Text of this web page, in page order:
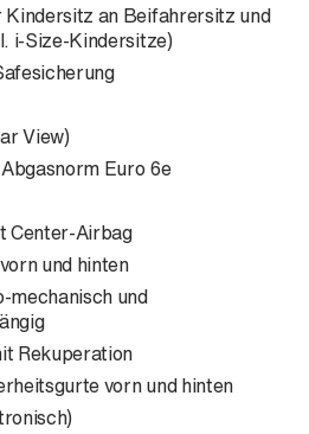
an Beifahrersitz und
i-Size-Kindersitze)
View)
Euro 6e
Center-Airbag
und hinten
mechanisch und
Rekuperation
vorn und hinten